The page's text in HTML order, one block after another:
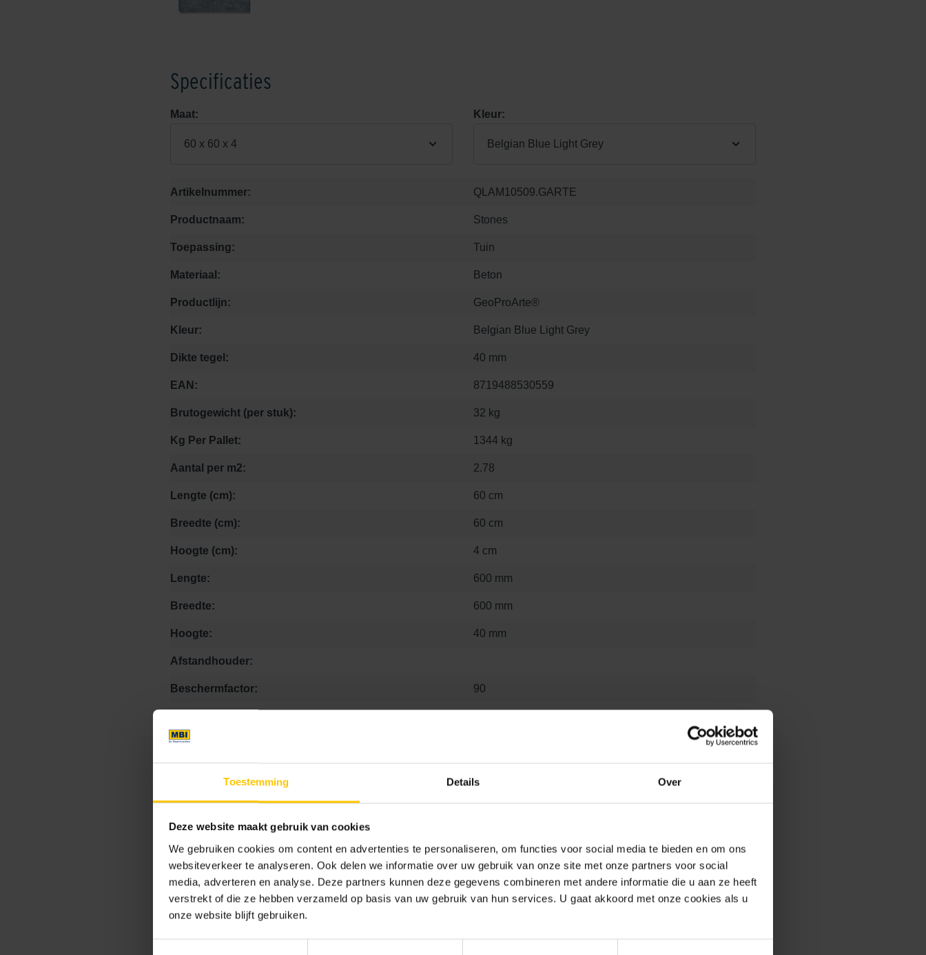
Toestemming Details Over
Deze website maakt gebruik van cookies
We gebruiken cookies om content en advertenties te personaliseren, om functies voor social media te bieden en om ons
websiteverkeer te analyseren. Ook delen we informatie over uw gebruik van onze site met onze partners voor social
media, adverteren en analyse. Deze partners kunnen deze gegevens combineren met andere informatie die u aan ze heeft
verstrekt of die ze hebben verzameld op basis van uw gebruik van hun services. U gaat akkoord met onze cookies als u
onze website blijft gebruiken.
Specificaties
Maat:
60 x 60 x 4
Kleur:
Belgian Blue Light Grey
Artikelnummer: QLAM10509.GARTE
Productnaam: Stones
Toepassing: Tuin
Materiaal: Beton
Productlijn: GeoProArte®
Kleur: Belgian Blue Light Grey
Dikte tegel: 40 mm
EAN: 8719488530559
Brutogewicht (per stuk): 32 kg
Kg Per Pallet: 1344 kg
Aantal per m2: 2.78
Lengte (cm): 60 cm
Breedte (cm): 60 cm
Hoogte (cm): 4 cm
Lengte: 600 mm
Breedte: 600 mm
Hoogte: 40 mm
Afstandhouder:
Beschermfactor: 90
Footcomfort:
Kalkuitbloei:
Kleurvastheid:
Krasvastheid:
Matheid:
Onderhoudsvriendelijk: